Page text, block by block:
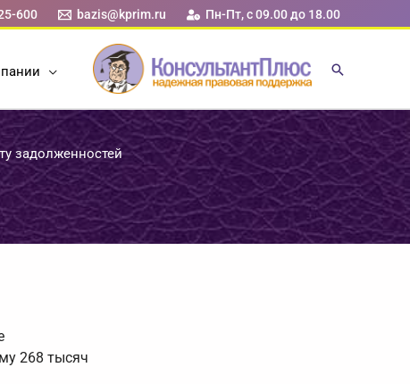
600 bazis@kprim.ru Пн-Пт, с 09.00 до 18.00
задолженностей
268 тысяч